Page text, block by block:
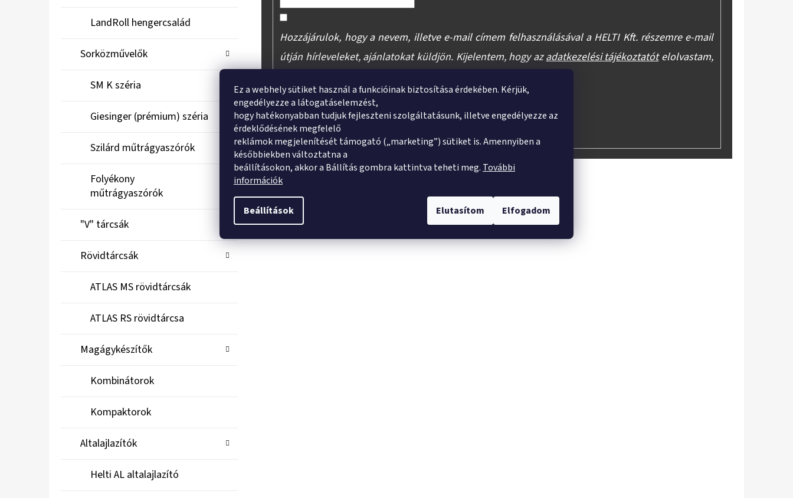
Ez a webhely sütiket használ a funkcióinak biztosítása érdekében. Kérjük,
engedélyezze a látogatáselemzést,
hogy hatékonyabban tudjuk fejleszteni szolgáltatásunk, illetve engedélyezze az
érdeklődésének megfelelő
reklámok megjelenítését támogató („marketing”) sütiket is. Amennyiben a
későbbiekben változtatna a
beállításokon, akkor a Bállítás gombra kattintva teheti meg. További
információk
Beállítások Elutasítom Elfogadom
LandRoll hengercsalád
Sorközművelők
SM K széria
Giesinger (prémium) széria
Szilárd műtrágyaszórók
Folyékony
műtrágyaszórók
"V" tárcsák
Rövidtárcsák
ATLAS MS rövidtárcsák
ATLAS RS rövidtárcsa
Magágykészítők
Kombinátorok
Kompaktorok
Altalajlazítók
Helti AL altalajlazító
Hozzájárulok, hogy a nevem, illetve e-mail címem felhasználásával a HELTI Kft. részemre e-mail
útján hírleveleket, ajánlatokat küldjön. Kijelentem, hogy azadatkezelési tájékoztatót elolvastam,
FELIRATKOZÁS